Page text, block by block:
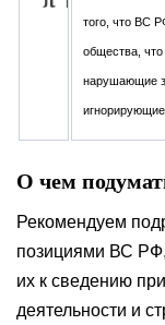
того, что ВС
общества,
нарушающие
О чем
Рекомендуем
позициями ВС
их к сведению
деятельности и